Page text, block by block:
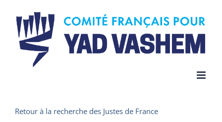
content
Retour à la recherche des Justes de France